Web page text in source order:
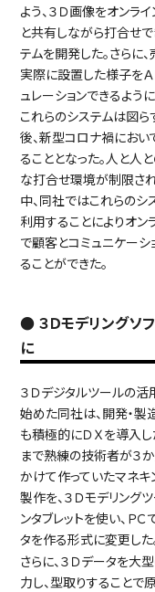
よう、３Ｄ画像をオンラ
と共有しながら打合せで
テムを開発した。さらに
実際に設置した様子をＡ
ュレーションできるように
これらのシステムは図ら
後、新型コロナ禍におい
ることとなった。人と人
な打合せ環境が制限さ
中、同社ではこれらのシ
利用することによりオン
で顧客とコミュニケーシ
ることができた。
● ３Ｄモデリングソ
に
３Ｄデジタルツールの
始めた同社は、開発・製
も積極的にＤＸを導入し
まで熟練の技術者が３
かけて作っていたマネ
製作を、３Ｄモデリング
ンタブレットを使い、ＰＣ
タを作る形式に変更した
さらに、３Ｄデータを大
力し、型取りすること